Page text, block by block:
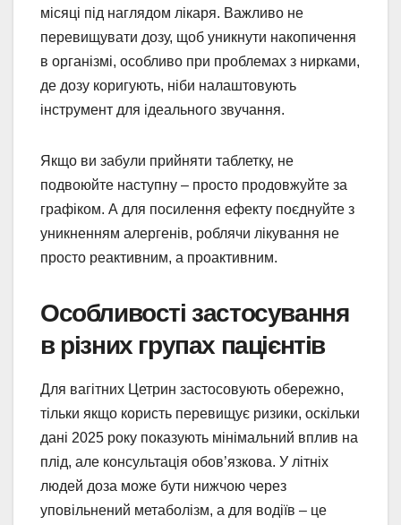
місяці під наглядом лікаря. Важливо не
перевищувати дозу, щоб уникнути накопичення
в організмі, особливо при проблемах з нирками,
де дозу коригують, ніби налаштовують
інструмент для ідеального звучання.
Якщо ви забули прийняти таблетку, не
подвоюйте наступну – просто продовжуйте за
графіком. А для посилення ефекту поєднуйте з
уникненням алергенів, роблячи лікування не
просто реактивним, а проактивним.
Особливості застосування
в різних групах пацієнтів
Для вагітних Цетрин застосовують обережно,
тільки якщо користь перевищує ризики, оскільки
дані 2025 року показують мінімальний вплив на
плід, але консультація обов’язкова. У літніх
людей доза може бути нижчою через
уповільнений метаболізм, а для водіїв – це